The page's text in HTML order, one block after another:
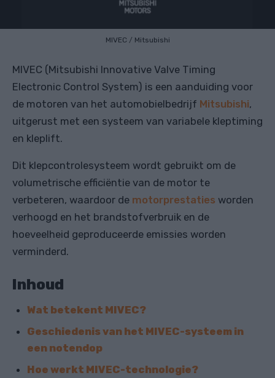
MIVEC / Mitsubishi
MIVEC (Mitsubishi Innovative Valve Timing
Electronic Control System) is een aanduiding voor
de motoren van het automobielbedrijf Mitsubishi,
uitgerust met een systeem van variabele kleptiming
en kleplift.
Dit klepcontrolesysteem wordt gebruikt om de
volumetrische efficiëntie van de motor te
verbeteren, waardoor de motorprestaties worden
verhoogd en het brandstofverbruik en de
hoeveelheid geproduceerde emissies worden
verminderd.
Inhoud
Wat betekent MIVEC?
Geschiedenis van het MIVEC-systeem in
een notendop
Hoe werkt MIVEC-technologie?